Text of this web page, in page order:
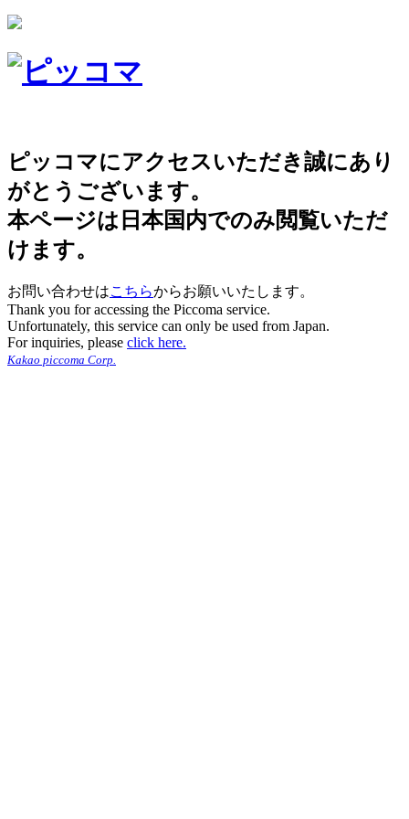
ピッコマにアクセスいただき誠にあり
がとうございます。
本ページは日本国内でのみ閲覧いただ
けます。
お問い合わせはこちらからお願いいたします。
Thank you for accessing the Piccoma service.
Unfortunately, this service can only be used from Japan.
For inquiries, please click here.
Kakao piccoma Corp.